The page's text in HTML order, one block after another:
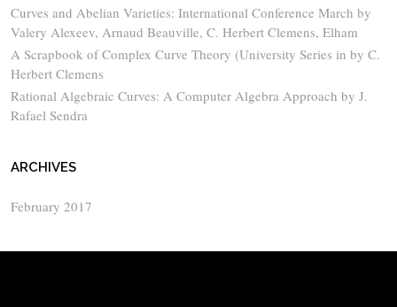
Curves and Abelian Varieties: International Conference March by
Valery Alexeev, Arnaud Beauville, C. Herbert Clemens, Elham
A Scrapbook of Complex Curve Theory (University Series in by C.
Herbert Clemens
Rational Algebraic Curves: A Computer Algebra Approach by J.
Rafael Sendra
ARCHIVES
February 2017